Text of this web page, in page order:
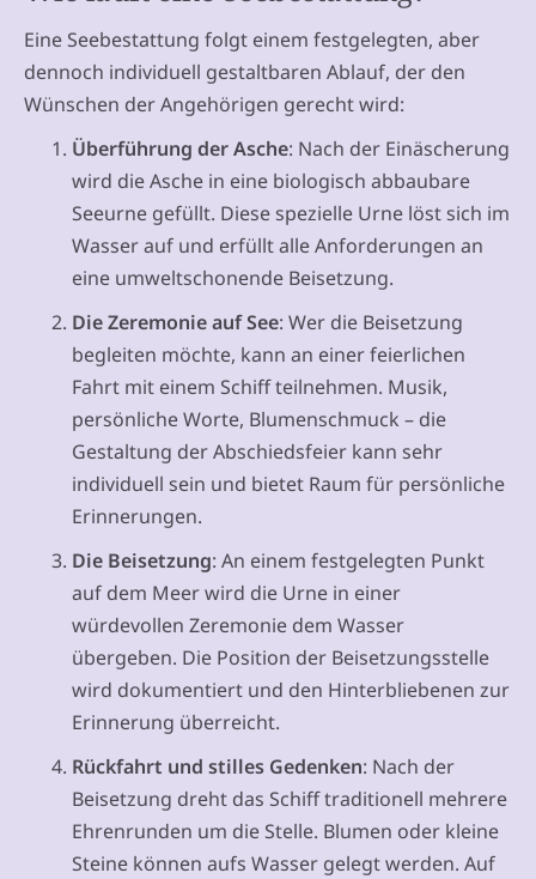
Eine Seebestattung folgt einem festgelegten, aber
dennoch individuell gestaltbaren Ablauf, der den
Wünschen der Angehörigen gerecht wird:
Überführung der Asche: Nach der Einäscherung
wird die Asche in eine biologisch abbaubare
Seeurne gefüllt. Diese spezielle Urne löst sich im
Wasser auf und erfüllt alle Anforderungen an
eine umweltschonende Beisetzung.
Die Zeremonie auf See: Wer die Beisetzung
begleiten möchte, kann an einer feierlichen
Fahrt mit einem Schiff teilnehmen. Musik,
persönliche Worte, Blumenschmuck – die
Gestaltung der Abschiedsfeier kann sehr
individuell sein und bietet Raum für persönliche
Erinnerungen.
Die Beisetzung: An einem festgelegten Punkt
auf dem Meer wird die Urne in einer
würdevollen Zeremonie dem Wasser
übergeben. Die Position der Beisetzungsstelle
wird dokumentiert und den Hinterbliebenen zur
Erinnerung überreicht.
Rückfahrt und stilles Gedenken: Nach der
Beisetzung dreht das Schiff traditionell mehrere
Ehrenrunden um die Stelle. Blumen oder kleine
Steine können aufs Wasser gelegt werden. Auf